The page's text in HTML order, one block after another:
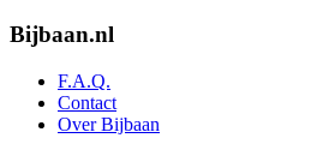
Bijbaan.nl
F.A.Q.
Contact
Over Bijbaan